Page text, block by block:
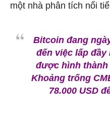
một nhà phân tích nổi
Bitcoin đang
đến việc lấp đầy
được hình thành
Khoảng trống
78.000 USD